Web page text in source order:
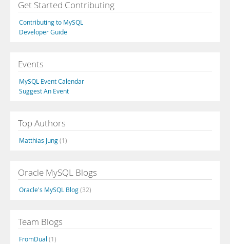
Get Started Contributing
Contributing to MySQL
Developer Guide
Events
MySQL Event Calendar
Suggest An Event
Top Authors
Matthias Jung(1)
Oracle MySQL Blogs
Oracle's MySQL Blog(32)
Team Blogs
FromDual (1)